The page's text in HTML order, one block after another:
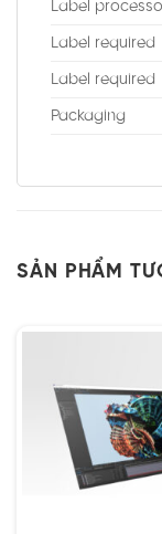
Label
Label required
Label required
Packaging
SẢN PHẨM